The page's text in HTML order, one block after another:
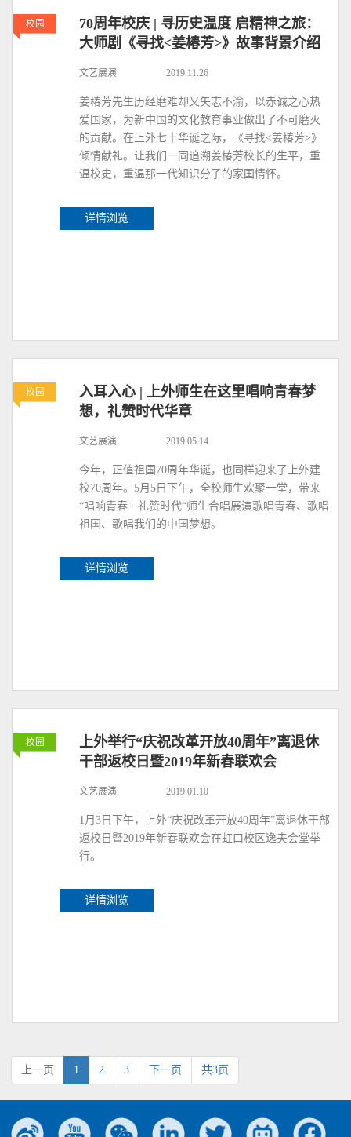
校园
70周年校庆 | 寻历史温度 启精神之旅：
大师剧《寻找<姜椿芳>》故事背景介绍
文艺展演 2019.11.26
姜椿芳先生历经磨难却又矢志不渝，以赤诚之心热
爱国家，为新中国的文化教育事业做出了不可磨灭
的贡献。在上外七十华诞之际，《寻找<姜椿芳>》
倾情献礼。让我们一同追溯姜椿芳校长的生平，重
温校史，重温那一代知识分子的家国情怀。
详情浏览
校园
入耳入心 | 上外师生在这里唱响青春梦
想，礼赞时代华章
文艺展演 2019.05.14
今年，正值祖国70周年华诞，也同样迎来了上外建
校70周年。5月5日下午，全校师生欢聚一堂，带来
“唱响青春 · 礼赞时代“师生合唱展演歌唱青春、歌唱
祖国、歌唱我们的中国梦想。
详情浏览
校园
上外举行“庆祝改革开放40周年”离退休
干部返校日暨2019年新春联欢会
文艺展演 2019.01.10
1月3日下午，上外“庆祝改革开放40周年”离退休干部
返校日暨2019年新春联欢会在虹口校区逸夫会堂举
行。
详情浏览
上一页 1 2 3 下一页 共3页